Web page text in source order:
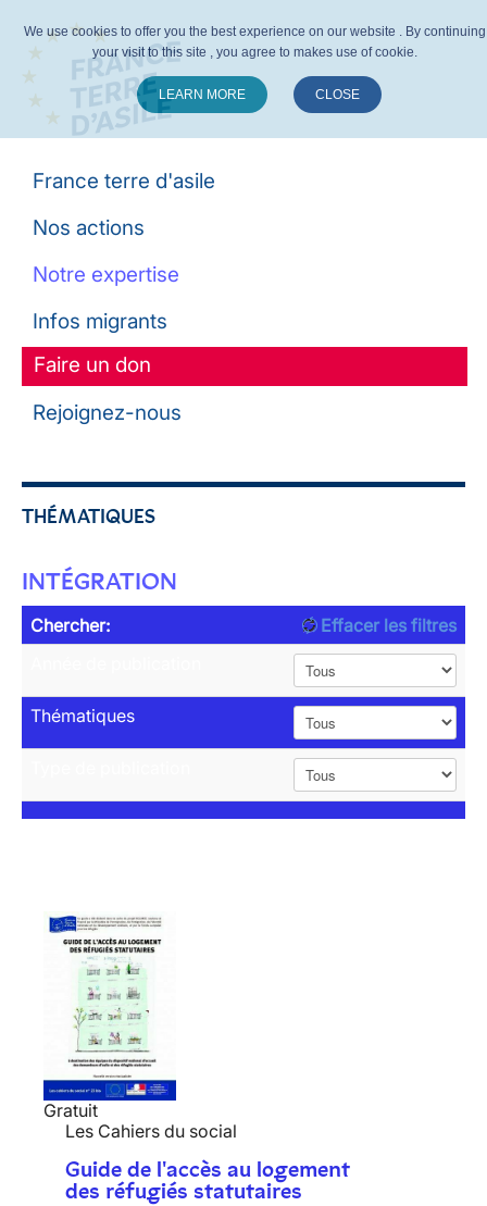
France terre d'asile
Nos actions
Notre expertise
Infos migrants
Faire un don
Rejoignez-nous
THÉMATIQUES
INTÉGRATION
Chercher:
Effacer les filtres
Thématiques
Gratuit
Les Cahiers du social
Guide de l'accès au logement
des réfugiés statutaires
We use cookies to offer you the best experience on our website . By continuing
your visit to this site , you agree to makes use of cookie.
LEARN MORE CLOSE